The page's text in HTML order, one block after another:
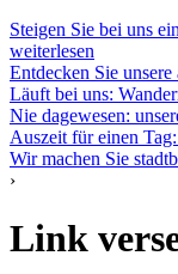
Steigen Sie bei uns
weiterlesen
Entdecken Sie
Läuft bei uns:
Nie dagewesen:
Auszeit für einen
Wir machen Sie
›
Link